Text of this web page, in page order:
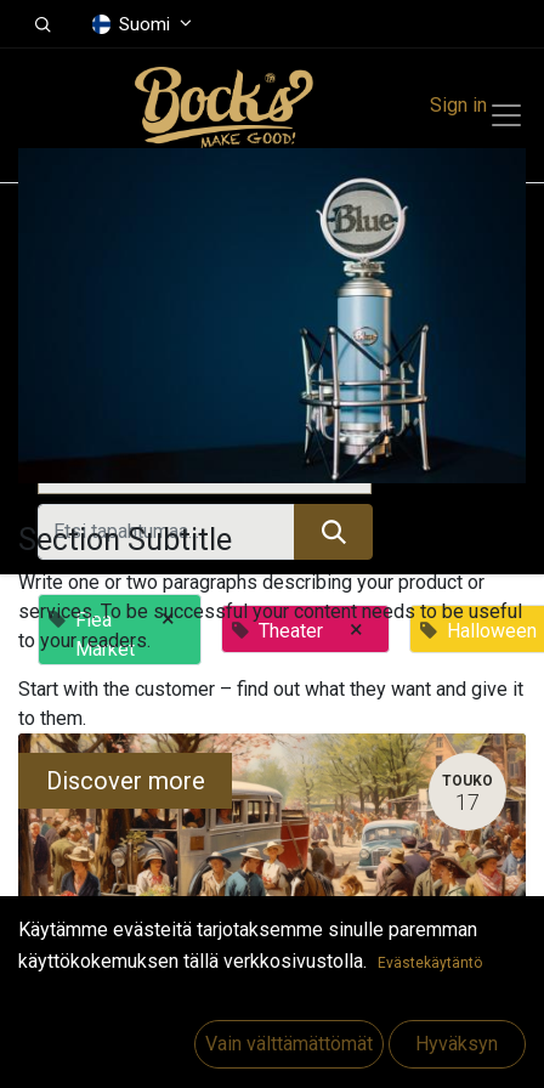
Suomi
Sign in
Kaikki tapahtumat
Flea
Market
× Theater × Halloween
TOUKO
17
17. toukokuuta 2023-15.00(Europe/Helsinki)
Section Subtitle
Write one or two paragraphs describing your product or
services. To be successful your content needs to be useful
to your readers.
Start with the customer – find out what they want and give it
to them.
Discover more
Käytämme evästeitä tarjotaksemme sinulle paremman
käyttökokemuksen tällä verkkosivustolla.
Evästekäytäntö
Vain välttämättömät Hyväksyn